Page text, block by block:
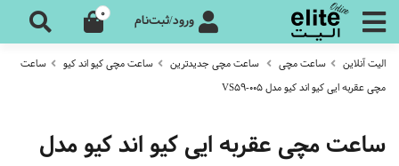
ورود/ثبت‌نام 0
الیت آنلاین ساعت مچی ساعت مچی جدیدترین ساعت مچی کیو اند کیو
ساعت
مچی عقربه ایی کیو اند کیو مدل VS59-005
ساعت مچی عقربه ایی کیو اند کیو مدل